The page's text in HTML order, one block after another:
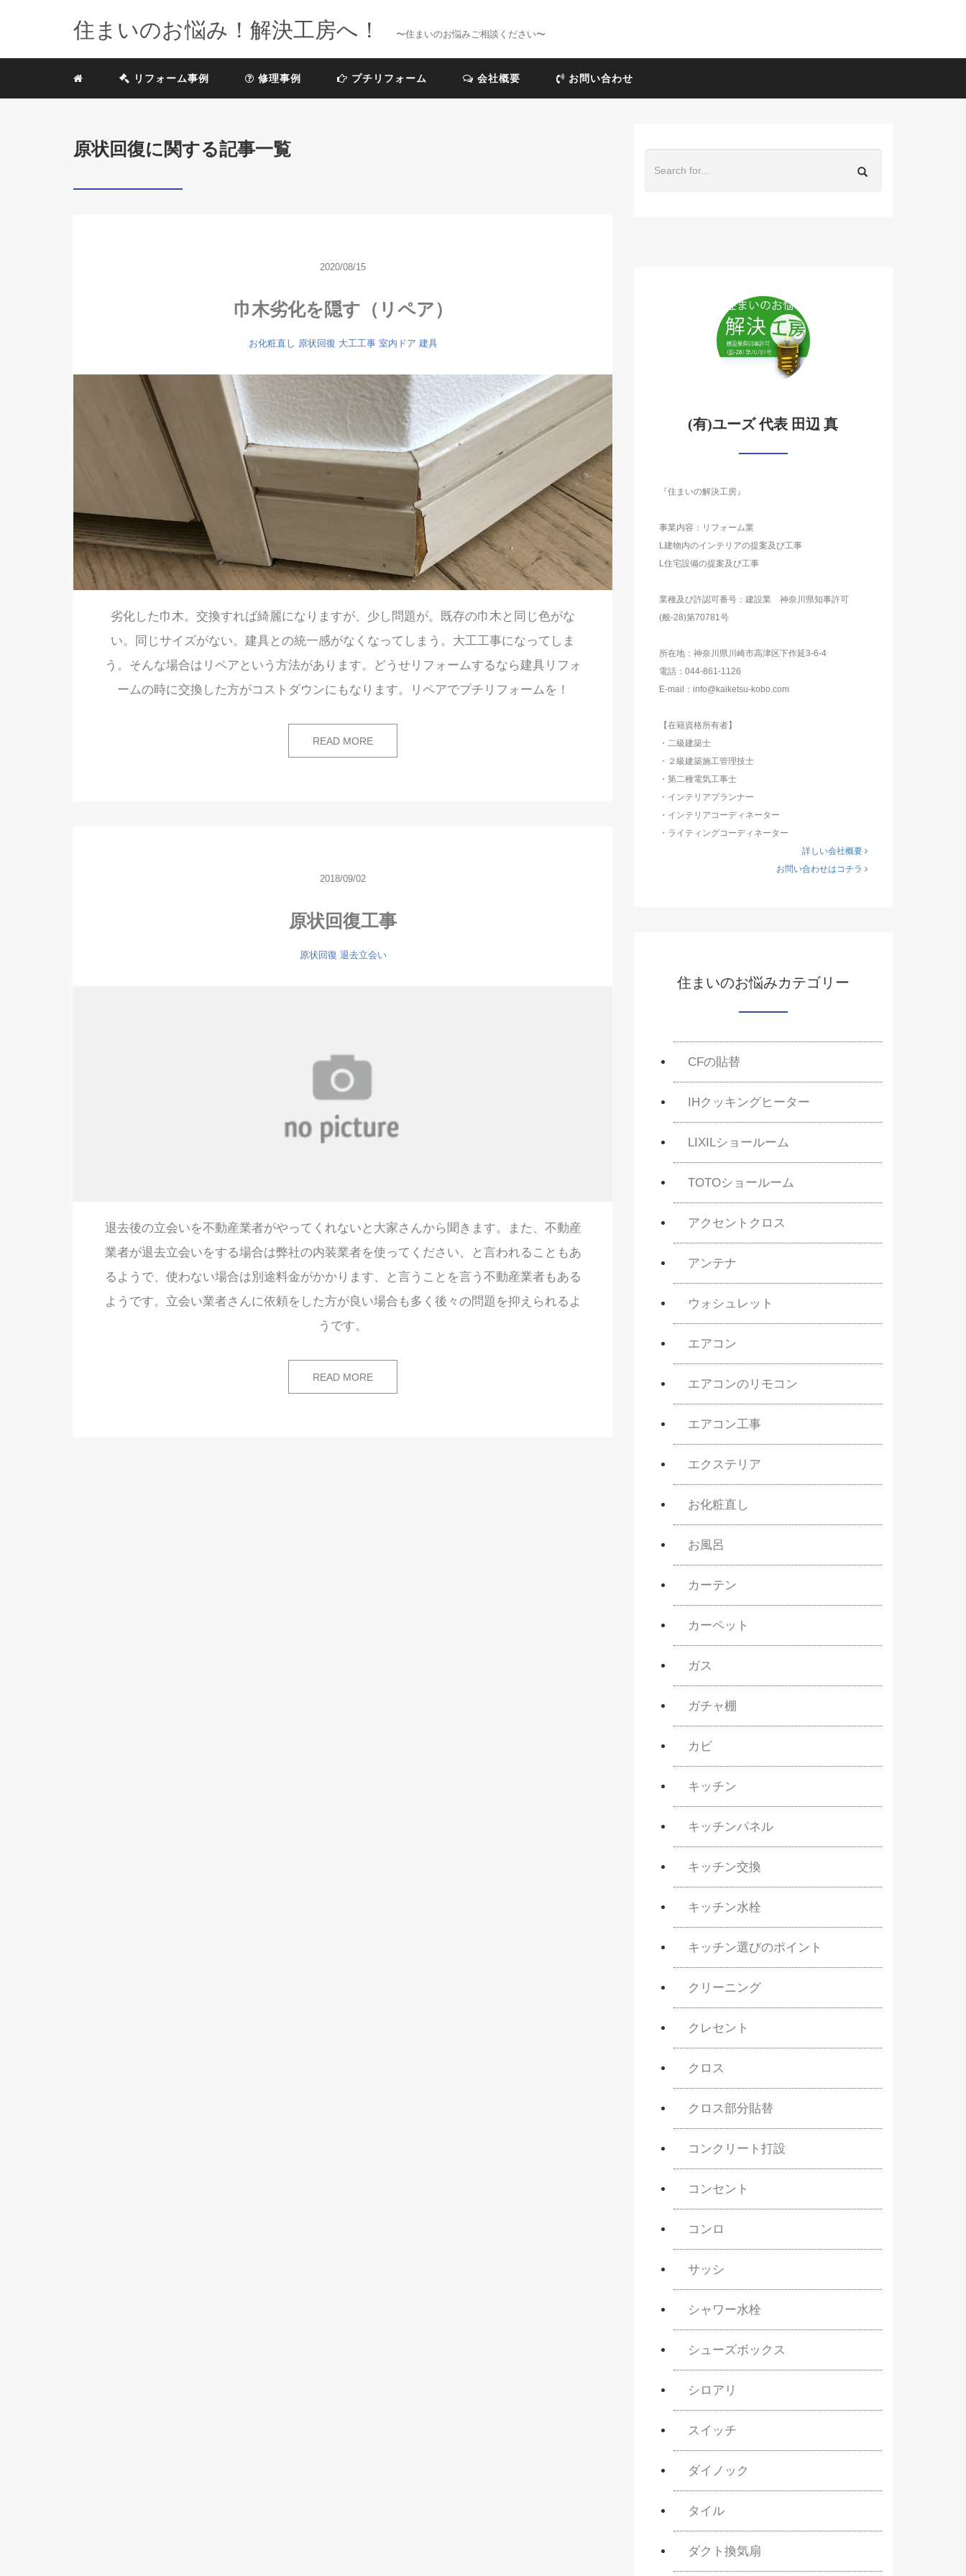
住まいのお悩み！解決工房へ！ 〜住まいのお悩みご相談ください〜
リフォーム事例 修理事例 プチリフォーム 会社概要 お問い合わせ
原状回復に関する記事一覧
2020/08/15
巾木劣化を隠す（リペア）
お化粧直し 原状回復 大工工事 室内ドア 建具
劣化した巾木。交換すれば綺麗になりますが、少し問題が。既存の巾木と同じ色がな
い。同じサイズがない。建具との統一感がなくなってしまう。大工工事になってしま
う。そんな場合はリペアという方法があります。どうせリフォームするなら建具リフォ
ームの時に交換した方がコストダウンにもなります。リペアでプチリフォームを！
READ MORE
2018/09/02
原状回復工事
原状回復 退去立会い
退去後の立会いを不動産業者がやってくれないと大家さんから聞きます。また、不動産
業者が退去立会いをする場合は弊社の内装業者を使ってください、と言われることもあ
るようで、使わない場合は別途料金がかかります、と言うことを言う不動産業者もある
ようです。立会い業者さんに依頼をした方が良い場合も多く後々の問題を抑えられるよ
うです。
READ MORE
(有)ユーズ 代表 田辺 真
『住まいの解決工房』
事業内容：リフォーム業
L建物内のインテリアの提案及び工事
L住宅設備の提案及び工事
業種及び許認可番号：建設業 神奈川県知事許可
(般-28)第70781号
所在地：神奈川県川崎市高津区下作延3-6-4
電話：044-861-1126
E-mail：info@kaiketsu-kobo.com
【在籍資格所有者】
・二級建築士
・２級建築施工管理技士
・第二種電気工事士
・インテリアプランナー
・インテリアコーディネーター
・ライティングコーディネーター
詳しい会社概要
お問い合わせはコチラ
住まいのお悩みカテゴリー
CFの貼替
IHクッキングヒーター
LIXILショールーム
TOTOショールーム
アクセントクロス
アンテナ
ウォシュレット
エアコン
エアコンのリモコン
エアコン工事
エクステリア
お化粧直し
お風呂
カーテン
カーペット
ガス
ガチャ棚
カビ
キッチン
キッチンパネル
キッチン交換
キッチン水栓
キッチン選びのポイント
クリーニング
クレセント
クロス
クロス部分貼替
コンクリート打設
コンセント
コンロ
サッシ
シャワー水栓
シューズボックス
シロアリ
スイッチ
ダイノック
タイル
ダクト換気扇